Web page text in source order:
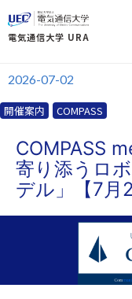
電気通信大学 URA
2026-07-02
開催案内 COMPASS
COMPASS
寄り添うロ
デル」【7月